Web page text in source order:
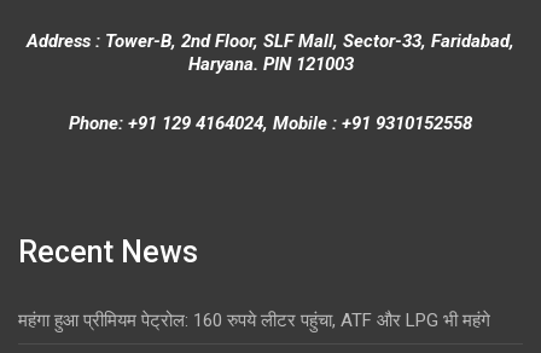
Address : Tower-B, 2nd Floor, SLF Mall, Sector-33, Faridabad,
Haryana. PIN 121003
Phone: +91 129 4164024, Mobile : +91 9310152558
Recent News
महंगा हुआ प्रीमियम पेट्रोल: 160 रुपये लीटर पहुंचा, ATF और LPG भी महंगे